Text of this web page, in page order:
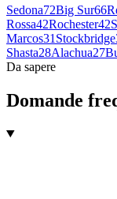
Sedona72Big Sur66
Rossa42Rochester42
Marcos31 Stockbridge
Shasta28Alachua27
Da sapere
Domande